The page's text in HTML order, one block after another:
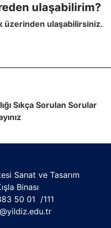
ulaşabilirim?
üzerinden ulaşabilirsiniz.
Sıkça Sorulan Sorular
Sanat ve Tasarım
Binası
50 01 /111